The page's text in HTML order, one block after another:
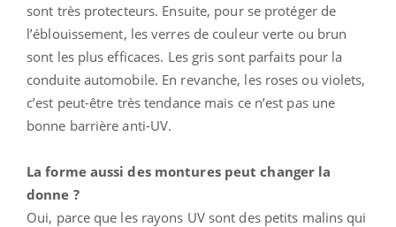
sont très protecteurs. Ensuite, pour se protéger de
l’éblouissement, les verres de couleur verte ou brun
sont les plus efficaces. Les gris sont parfaits pour la
conduite automobile. En revanche, les roses ou violets,
c’est peut-être très tendance mais ce n’est pas une
bonne barrière anti-UV.
La forme aussi des montures peut changer la
donne ?
Oui, parce que les rayons UV sont des petits malins qui